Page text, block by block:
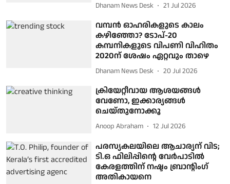
Dhanam News Desk 21 Jul 2026
വമ്പന്‍ ഓഹരികളുടെ കാലം
കഴിഞ്ഞോ? ടോപ്-20
കമ്പനികളുടെ വിപണി വിഹിതം
2020ന് ശേഷം ഏറ്റവും താഴെ
Dhanam News Desk 20 Jul 2026
ക്രിയേറ്റീവായ ആശയങ്ങള്‍
വേണോ, ഇക്കാര്യങ്ങള്‍
ചെയ്തുനോക്കൂ
Anoop Abraham 12 Jul 2026
പരസ്യകലയിലെ ആചാര്യന് വിട;
ടി.ഒ ഫിലിപ്പിൻ്റെ വേർപാടിൽ
കേരളത്തിന് നഷ്ടം ബ്രാൻ്റിംഗ്
അതികായനെ